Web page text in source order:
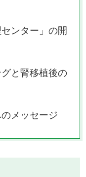
ンター」の開
と腎移植後の
メッセージ